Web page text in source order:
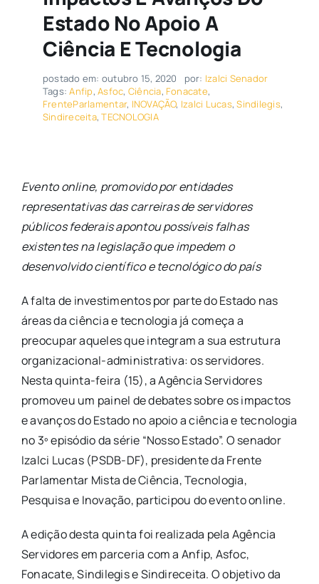
Estado No Apoio A
Ciência E Tecnologia
postado em: outubro 15, 2020 por: Izalci Senador
Tags:Anfip,Asfoc, Ciência, Fonacate,
FrenteParlamentar, INOVAÇÃO, Izalci Lucas,Sindilegis,
Sindireceita,TECNOLOGIA
Evento online, promovido por entidades
representativas das carreiras de servidores
públicos federais apontou possíveis falhas
existentes na legislação que impedem o
desenvolvido científico e tecnológico do país
A falta de investimentos por parte do Estado nas
áreas da ciência e tecnologia já começa a
preocupar aqueles que integram a sua estrutura
organizacional-administrativa: os servidores.
Nesta quinta-feira (15), a Agência Servidores
promoveu um painel de debates sobre os impactos
e avanços do Estado no apoio a ciência e tecnologia
no 3º episódio da série “Nosso Estado”. O senador
Izalci Lucas (PSDB-DF), presidente da Frente
Parlamentar Mista de Ciência, Tecnologia,
Pesquisa e Inovação, participou do evento online.
A edição desta quinta foi realizada pela Agência
Servidores em parceria com a Anfip, Asfoc,
Fonacate, Sindilegis e Sindireceita. O objetivo da